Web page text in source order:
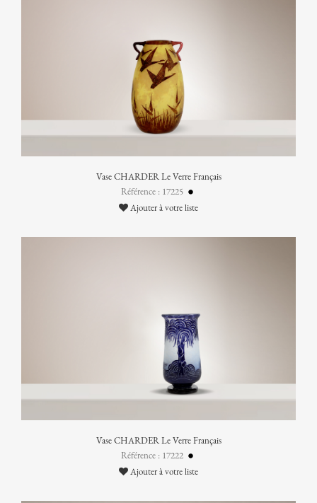
Vase CHARDER Le Verre Français
Référence : 17225
Ajouter à votre liste
Vase CHARDER Le Verre Français
Référence : 17222
Ajouter à votre liste